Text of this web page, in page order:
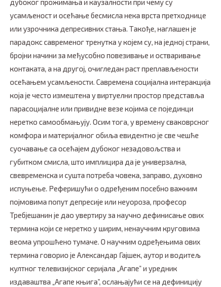
дубоког прожимања и каузалности при чему су
усамљеност и осећање бесмисла нека врста претходнице
или узрочника депресивних стања. Такође, наглашен је
парадокс савременог тренутка у којем су, на једној страни,
бројни начини за међусобно повезивање и остваривање
контаката, а на другој, очигледан раст преплављености
осећањем усамљености. Савремена социјална интеракција
која је често измештена у виртуелни простор представља
парасоцијалне или привидне везе којима се појединци
неретко самообмањују. Осим тога, у времену сваковрсног
комфора и материјалног обиља евидентно је све чешће
суочавање са осећајем дубоког незадовољства и
губитком смисла, што имплицира да је универзална,
свевременска и сушта потреба човека, заправо, духовно
испуњење. Реферишући о одређеним посебно важним
појмовима попут депресије или неуороза, професор
Требјешанин је дао увертиру за научно дефинисање ових
термина који се неретко у ширим, ненаучним круговима
веома упрошћено тумаче. О научним одређењима ових
термина говорио је Александар Гајшек, аутор и водитељ
култног телевизијског серијала „Агапе” и уредник
издаваштва „Агапе књига”, ослањајући се на дефиницију